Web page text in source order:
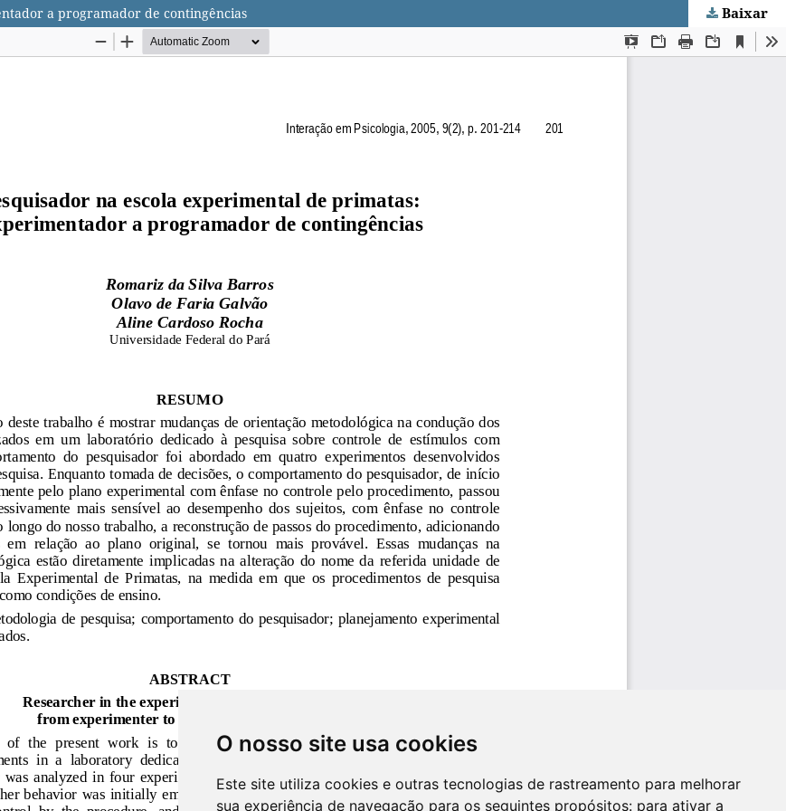
O nosso site usa cookies
Este site utiliza cookies e outras tecnologias de rastreamento para melhorar
sua experiência de navegação para os seguintes propósitos: para ativar a
a programador de contingências Baixar